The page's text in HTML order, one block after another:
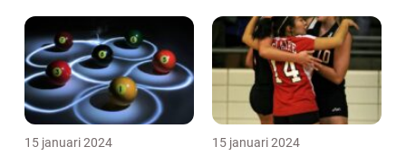
15 januari 2024 15 januari 2024